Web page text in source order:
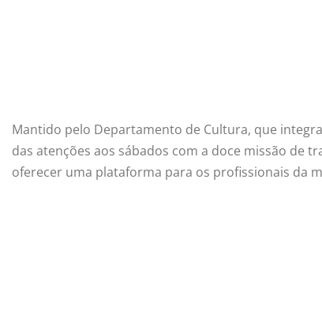
Mantido pelo Departamento de Cultura, que
das atenções aos sábados com a doce missão de
oferecer uma plataforma para os profissionais da